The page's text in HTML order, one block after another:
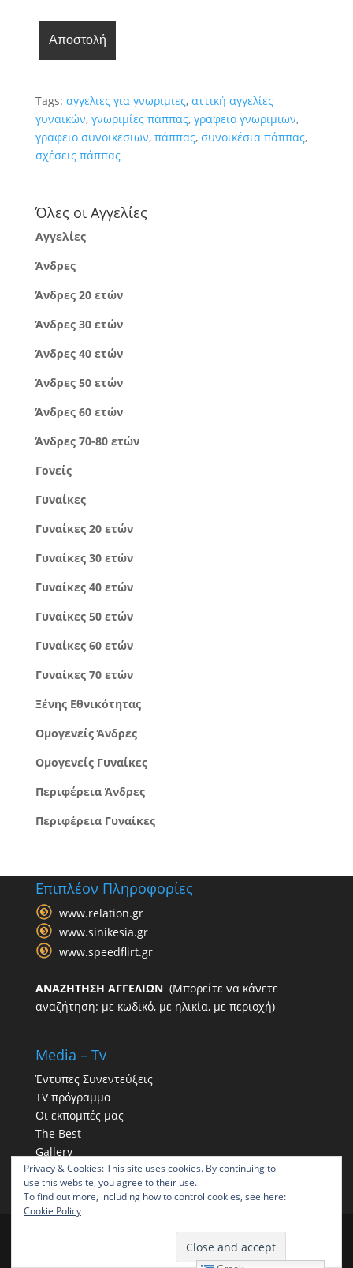
Tags: αγγελιες για γνωριμιες, αττική αγγελίες
γυναικών, γνωριμίες πάππας, γραφειο γνωριμιων,
γραφειο συνοικεσιων, πάππας, συνοικέσια πάππας,
σχέσεις πάππας
Όλες οι Αγγελίες
Αγγελίες
Άνδρες
Άνδρες 20 ετών
Άνδρες 30 ετών
Άνδρες 40 ετών
Άνδρες 50 ετών
Άνδρες 60 ετών
Άνδρες 70-80 ετών
Γονείς
Γυναίκες
Γυναίκες 20 ετών
Γυναίκες 30 ετών
Γυναίκες 40 ετών
Γυναίκες 50 ετών
Γυναίκες 60 ετών
Γυναίκες 70 ετών
Ξένης Εθνικότητας
Ομογενείς Άνδρες
Ομογενείς Γυναίκες
Περιφέρεια Άνδρες
Περιφέρεια Γυναίκες
Επιπλέον Πληροφορίες
www.relation.gr
www.sinikesia.gr
www.speedflirt.gr
ΑΝΑΖΗΤΗΣΗ ΑΓΓΕΛΙΩΝ(Μπορείτε να κάνετε
αναζήτηση: με κωδικό, με ηλικία, με περιοχή)
Media – Tv
Έντυπες Συνεντεύξεις
TV πρόγραμμα
Οι εκπομπές μας
The Best
Gallery
Η παρουσία μας στα social
συνοικεσίων ΠΑΠΠΑΣ
Privacy & Cookies: This site uses cookies. By continuing to
use this website, you agree to their use.
To find out more, including how to control cookies, see here:
Cookie Policy